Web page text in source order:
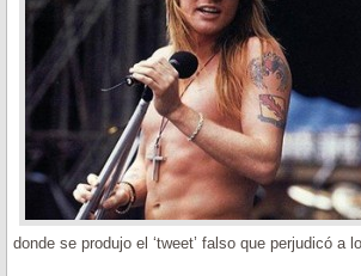
donde se produjo el ‘tweet’ falso que perjudicó a